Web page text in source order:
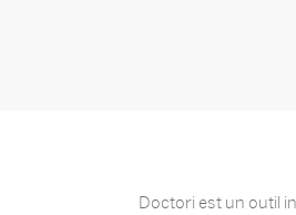
Doctori est un outil